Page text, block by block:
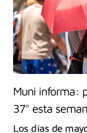
Muni informa:
37° esta
Los días de